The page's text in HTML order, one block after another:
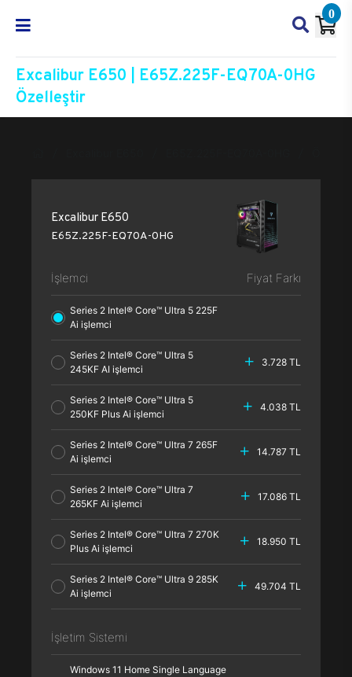
0
Excalibur E650 | E65Z.225F-EQ70A-0HG
Özelleştir
Excalibur E650
E65Z.225F-EQ70A-0HG
İşlemci Fiyat Farkı
Series 2 Intel® Core™ Ultra 5 225F
Ai işlemci
Series 2 Intel® Core™ Ultra 5
245KF AI işlemci
3.728 TL
Series 2 Intel® Core™ Ultra 5
250KF Plus Ai işlemci
4.038 TL
Series 2 Intel® Core™ Ultra 7 265F
Ai işlemci
14.787 TL
Series 2 Intel® Core™ Ultra 7
265KF Ai işlemci
17.086 TL
Series 2 Intel® Core™ Ultra 7 270K
Plus Ai işlemci
18.950 TL
Series 2 Intel® Core™ Ultra 9 285K
Ai işlemci
49.704 TL
İşletim Sistemi
Windows 11 Home Single Language